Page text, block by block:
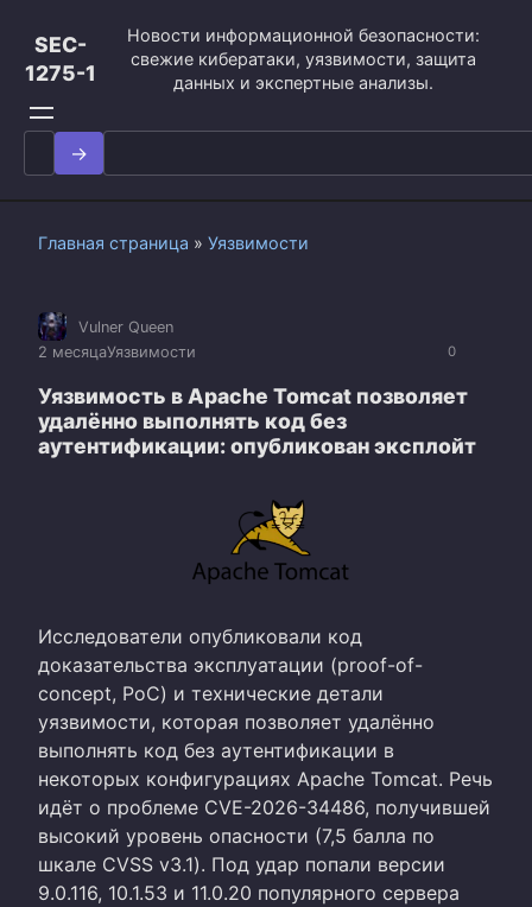
контенту
SEC-
1275-1
Новости информационной безопасности:
свежие кибератаки, уязвимости, защита
данных и экспертные анализы.
Search
for:
Главная страница » Уязвимости
0
Vulner Queen
2 месяцаУязвимости
Уязвимость в Apache Tomcat позволяет
удалённо выполнять код без
аутентификации: опубликован эксплойт
Исследователи опубликовали код
доказательства эксплуатации (proof-of-
concept, PoC) и технические детали
уязвимости, которая позволяет удалённо
выполнять код без аутентификации в
некоторых конфигурациях Apache Tomcat. Речь
идёт о проблеме CVE-2026-34486, получившей
высокий уровень опасности (7,5 балла по
шкале CVSS v3.1). Под удар попали версии
9.0.116, 10.1.53 и 11.0.20 популярного сервера